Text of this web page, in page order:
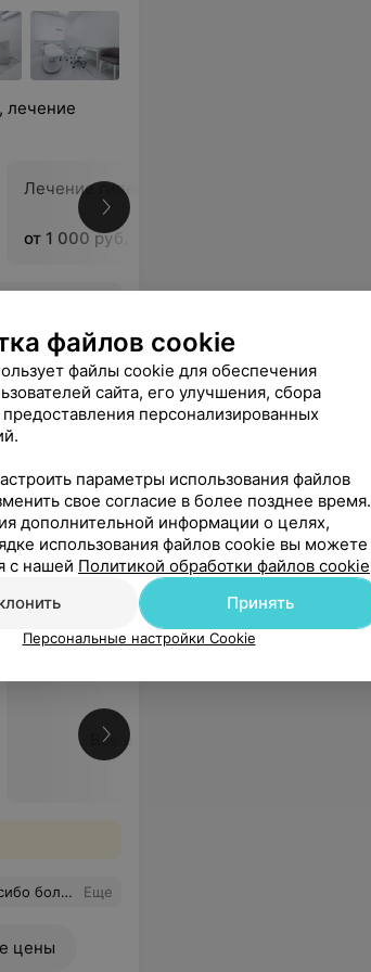
Лечение гипергидроза стоп
от 1 000 руб.
ещё)
Все цены
здоровья! Еще
цены
файлов cookie
файлы cookie для обеспечения
сайта, его улучшения, сбора
предоставления персонализированных
параметры использования файлов
свое согласие в более позднее время.
дополнительной информации о целях,
использования файлов cookie вы можете
с нашей Политикой обработки файлов cookie
Принять
Персональные настройки Cookie